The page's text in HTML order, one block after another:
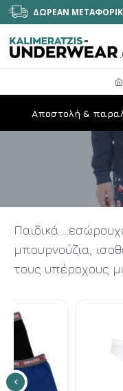
ΔΩΡΕΑΝ
Aποστολή &
Παιδικά
μπουρνούζια,
τους υπέροχους